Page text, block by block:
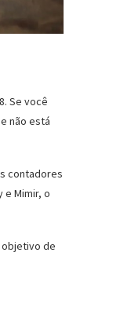
Se você
não está
contadores
e Mimir, o
objetivo de